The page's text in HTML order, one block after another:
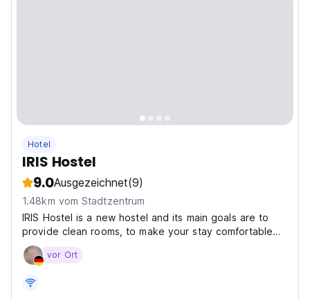
Hotel
IRIS Hostel
9.0Ausgezeichnet(9)
1.48km vom Stadtzentrum
IRIS Hostel is a new hostel and its main goals are to
provide clean rooms, to make your stay comfortable
and to create the best ambiance possible! Our hostel
is located just in 5 minutes from the main station and
vor Ort